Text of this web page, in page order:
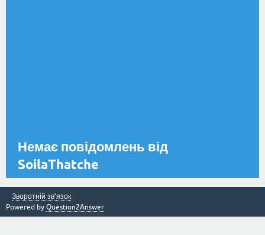
Немає повідомлень від
SoilaThatche
Зворотній зв’язок
Powered by Question2Answer